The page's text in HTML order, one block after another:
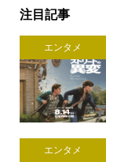
注目記事
エンタメ
エンタメ